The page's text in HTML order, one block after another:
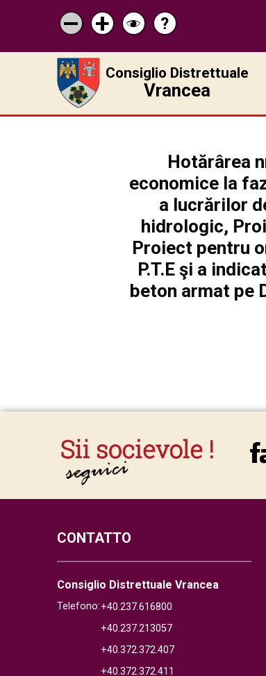
Micșorează
scrisul
Mărește
scrisul
Schimbă
contrastul
Pagina
de
ajutor
?
Consiglio Distrettuale
Vrancea
Hotărârea
economice la
a lucrărilor
hidrologic,
Proiect pentru
P.T.E şi a
beton armat pe
CONTATTO
Consiglio Distrettuale Vrancea
Telefono:+40.237.616800
+40.237.213057
+40.372.372.407
+40.372.372.411